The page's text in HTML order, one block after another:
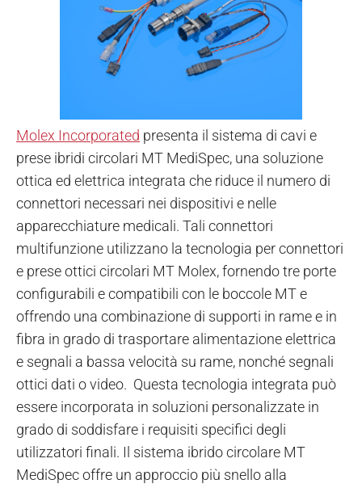
Molex Incorporated presenta il sistema di cavi e
prese ibridi circolari MT MediSpec, una soluzione
ottica ed elettrica integrata che riduce il numero di
connettori necessari nei dispositivi e nelle
apparecchiature medicali. Tali connettori
multifunzione utilizzano la tecnologia per connettori
e prese ottici circolari MT Molex, fornendo tre porte
configurabili e compatibili con le boccole MT e
offrendo una combinazione di supporti in rame e in
fibra in grado di trasportare alimentazione elettrica
e segnali a bassa velocità su rame, nonché segnali
ottici dati o video. Questa tecnologia integrata può
essere incorporata in soluzioni personalizzate in
grado di soddisfare i requisiti specifici degli
utilizzatori finali. Il sistema ibrido circolare MT
MediSpec offre un approccio più snello alla